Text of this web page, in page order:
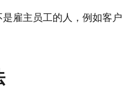
雇主员工的人，例如客户